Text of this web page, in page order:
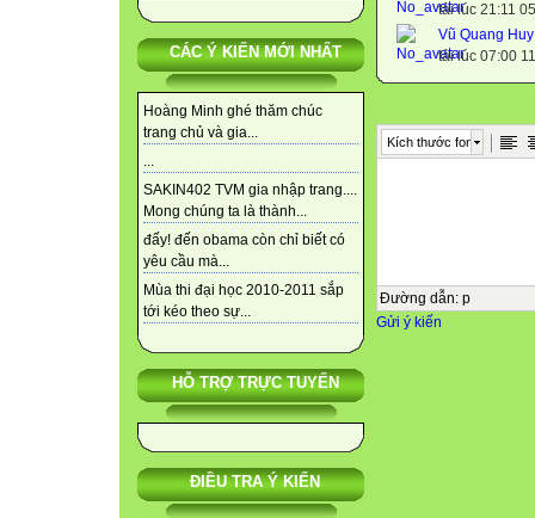
CÁC Ý KIẾN MỚI NHẤT
Hoàng Minh ghé thăm chúc
trang chủ và gia...
...
SAKIN402 TVM gia nhập trang....
Mong chúng ta là thành...
đấy! đến obama còn chỉ biết có
yêu cầu mà...
Mùa thi đại học 2010-2011 sắp
tới kéo theo sự...
HỖ TRỢ TRỰC TUYẾN
ĐIỀU TRA Ý KIẾN
tải lúc 21:11
Vũ Quang Huy
tải lúc 07:00
Kích thước font
Đường dẫn: p
Gửi ý kiến